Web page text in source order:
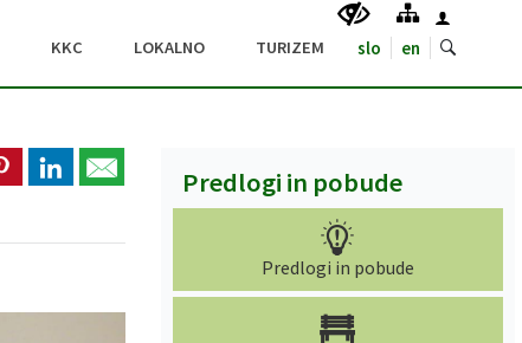
KKC LOKALNO TURIZEM slo en
Predlogi in pobude
Predlogi in pobude